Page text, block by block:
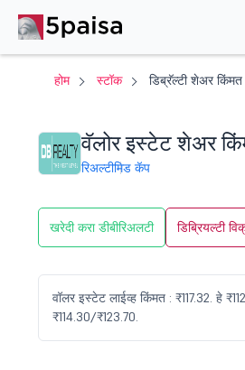
होम स्टॉक डिब्रॅल्टी शेअर किंमत
वॅलोर इस्टेट शेअर
रिअल्टीमिड कॅप
खरेदी करा डीबीरिअलटी डिब्रियल्टी
वॉलर इस्टेट लाईव्ह किंमत : ₹117.32. हे
₹114.30/₹123.70.